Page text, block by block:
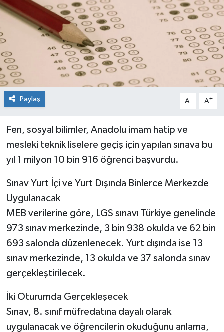
Paylaş A- A+
Fen, sosyal bilimler, Anadolu imam hatip ve
mesleki teknik liselere geçiş için yapılan sınava bu
yıl 1 milyon 10 bin 916 öğrenci başvurdu.
Sınav Yurt İçi ve Yurt Dışında Binlerce Merkezde
Uygulanacak
MEB verilerine göre, LGS sınavı Türkiye genelinde
973 sınav merkezinde, 3 bin 938 okulda ve 62 bin
693 salonda düzenlenecek. Yurt dışında ise 13
sınav merkezinde, 13 okulda ve 37 salonda sınav
gerçekleştirilecek.
İki Oturumda Gerçekleşecek
Sınav, 8. sınıf müfredatına dayalı olarak
uygulanacak ve öğrencilerin okuduğunu anlama,